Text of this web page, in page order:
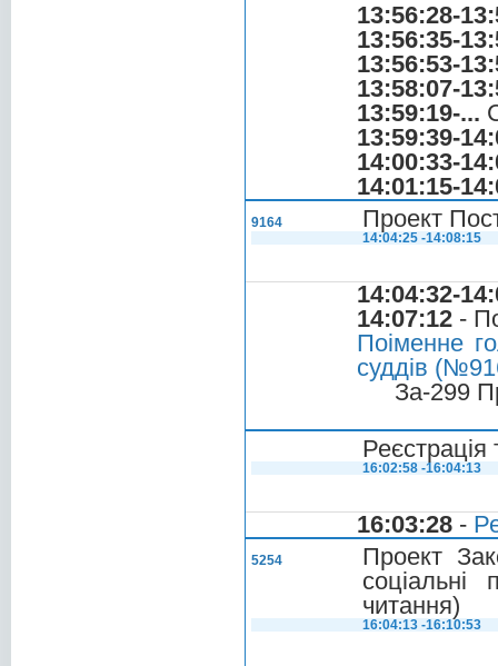
13:56:28-
13:56:35-
13:56:53-
13:58:07-
13:59:19-...
13:59:39-
14:00:33-
14:01:15-
9164 Проект
14:04:25 -14:08:15
14:04:32-
14:07:12 -
Поіменне
суддів
За-299
Реєстрація
16:02:58 -16:04:13
16:03:28 -
5254
Проект
соціальні
читання)
16:04:13 -16:10:53